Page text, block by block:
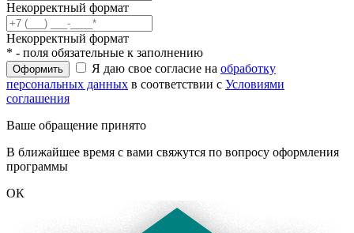
Некорректный формат
Некорректный формат
* - поля обязательные к заполнению
Оформить Я даю свое согласие на обработку
персональных данных в соответствии с Условиями
соглашения
Ваше обращение принято
В ближайшее время с вами свяжутся по вопросу оформления
программы
ОК